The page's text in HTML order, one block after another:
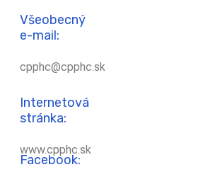
Všeobecný
e-mail:
cpphc@cpphc.sk
Internetová
stránka:
www.cpphc.sk
Facebook: